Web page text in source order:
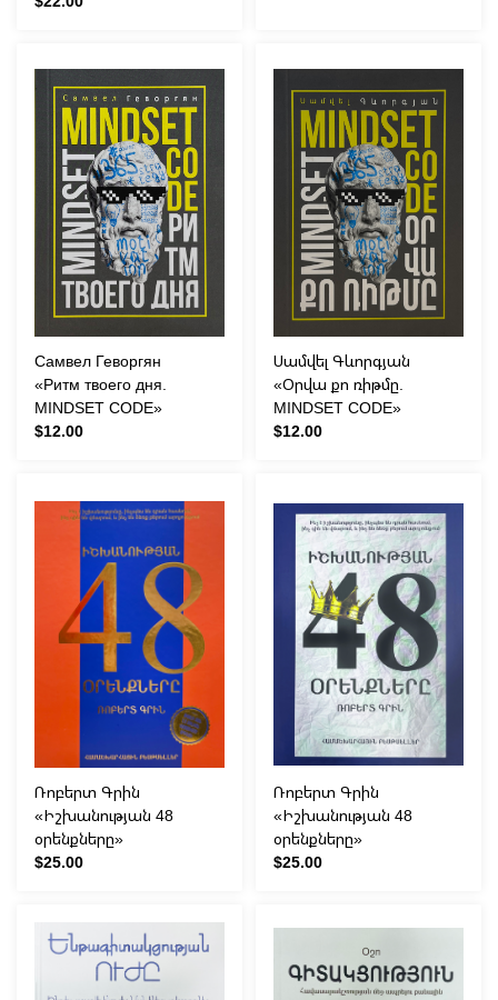
Самвел Геворгян
«Ритм твоего дня.
MINDSET CODE»
$12.00
Սամվել Գևորգյան
«Օրվա քո ռիթմը.
MINDSET CODE»
$12.00
Ռոբերտ Գրին
«Իշխանության 48
օրենքները»
$25.00
Ռոբերտ Գրին
«Իշխանության 48
օրենքները»
$25.00